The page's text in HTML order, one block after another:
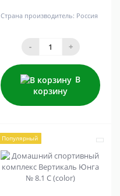
Страна производитель: Россия
- +
В
корзину
Популярный